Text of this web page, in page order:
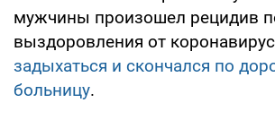
мужчины произошел рецидив
выздоровления от
задыхаться и скончался по
больницу.